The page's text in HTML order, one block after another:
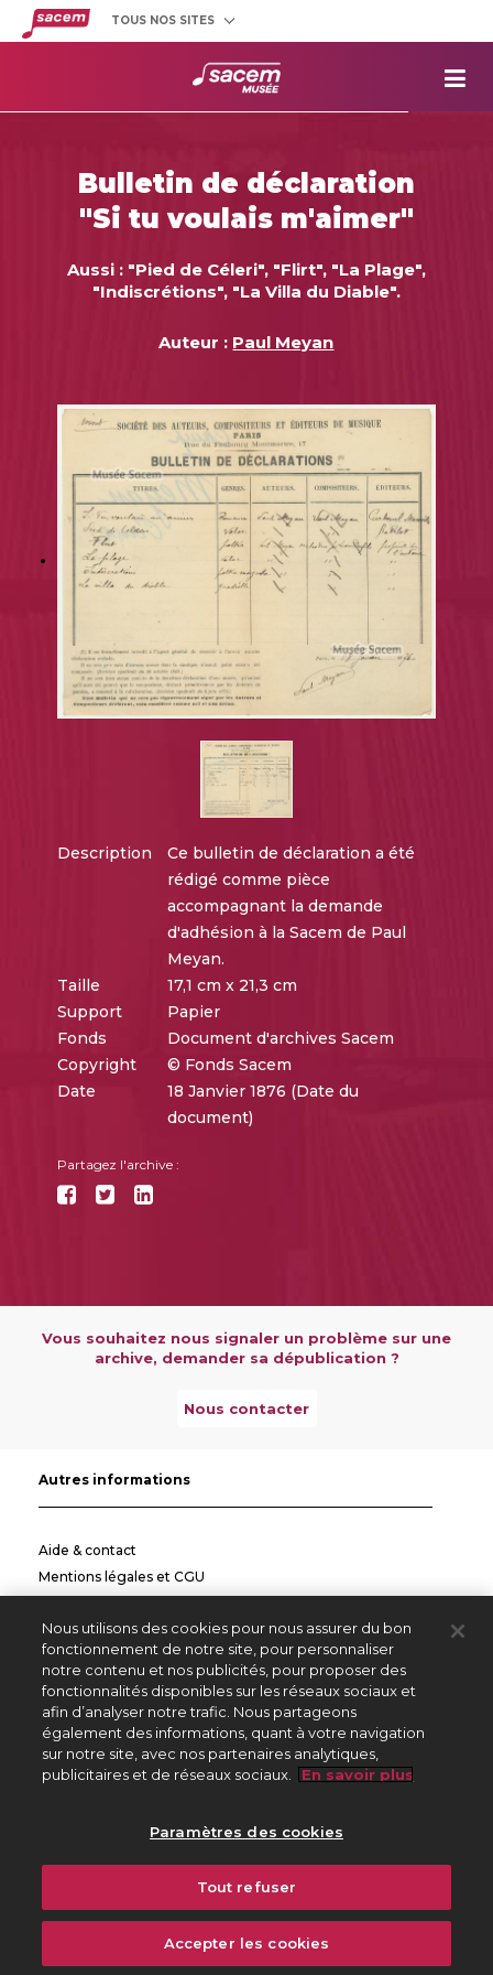
TOUS NOS SITES
Bulletin de déclaration
"Si tu voulais m'aimer"
Aussi : "Pied de Céleri", "Flirt", "La Plage",
"Indiscrétions", "La Villa du Diable".
Auteur : Paul Meyan
Description
Ce bulletin de déclaration a été
rédigé comme pièce
accompagnant la demande
d'adhésion à la Sacem de Paul
Meyan.
Taille
17,1 cm x 21,3 cm
Support
Papier
Fonds
Document d'archives Sacem
Copyright
© Fonds Sacem
Date
18 Janvier 1876 (Date du
document)
Partagez l'archive :
Vous souhaitez nous signaler un problème sur une
archive, demander sa dépublication ?
Nous contacter
01 47 15 47 15
Autres informations
Aide & contact
Mentions légales et CGU
Informations pratiques
Autres sites
Créateurs Editeurs
Répertoire des Œuvres
Nous utilisons des cookies pour nous assurer du bon
fonctionnement de notre site, pour personnaliser
notre contenu et nos publicités, pour proposer des
fonctionnalités disponibles sur les réseaux sociaux et
afin d’analyser notre trafic. Nous partageons
également des informations, quant à votre navigation
sur notre site, avec nos partenaires analytiques,
publicitaires et de réseaux sociaux.
En savoir plus
Paramètres des cookies
Tout refuser
Accepter les cookies